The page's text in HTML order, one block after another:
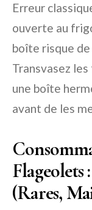
Erreur
ouverte au
boîte risque
Transvasez
une boîte
avant de les
Flageolets
(Rares,